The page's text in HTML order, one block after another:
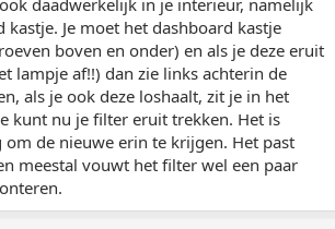
daadwerkelijk in je interieur, namelijk
kastje. Je moet het dashboard kastje
boven en onder) en als je deze eruit
lampje af!!) dan zie links achterin de
als je ook deze loshaalt, zit je in het
kunt nu je filter eruit trekken. Het is
de nieuwe erin te krijgen. Het past
meestal vouwt het filter wel een paar